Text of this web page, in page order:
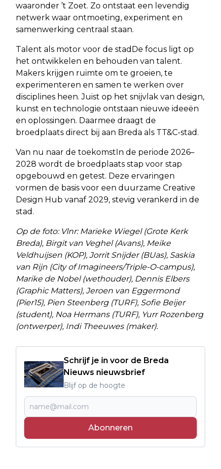
waaronder ’t Zoet. Zo ontstaat een levendig
netwerk waar ontmoeting, experiment en
samenwerking centraal staan.
Talent als motor voor de stadDe focus ligt op
het ontwikkelen en behouden van talent.
Makers krijgen ruimte om te groeien, te
experimenteren en samen te werken over
disciplines heen. Juist op het snijvlak van design,
kunst en technologie ontstaan nieuwe ideeën
en oplossingen. Daarmee draagt de
broedplaats direct bij aan Breda als TT&C-stad.
Van nu naar de toekomstIn de periode 2026–
2028 wordt de broedplaats stap voor stap
opgebouwd en getest. Deze ervaringen
vormen de basis voor een duurzame Creative
Design Hub vanaf 2029, stevig verankerd in de
stad.
Op de foto: Vlnr: Marieke Wiegel (Grote Kerk
Breda), Birgit van Veghel (Avans), Meike
Veldhuijsen (KOP), Jorrit Snijder (BUas), Saskia
van Rijn (City of Imagineers/Triple-O-campus),
Marike de Nobel (wethouder), Dennis Elbers
(Graphic Matters), Jeroen van Eggermond
(Pier15), Pien Steenberg (TURF), Sofie Beijer
(student), Noa Hermans (TURF), Yurr Rozenberg
(ontwerper), Indi Theeuwes (maker).
Schrijf je in voor de Breda
Nieuws nieuwsbrief
Blijf op de hoogte
Abonneren